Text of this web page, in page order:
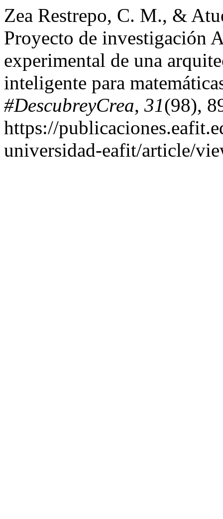
Zea Restrepo, C. M., &
Proyecto de investigación
experimental de una
inteligente para
#DescubreyCrea, 31(98),
https://
universidad-eafit/article/